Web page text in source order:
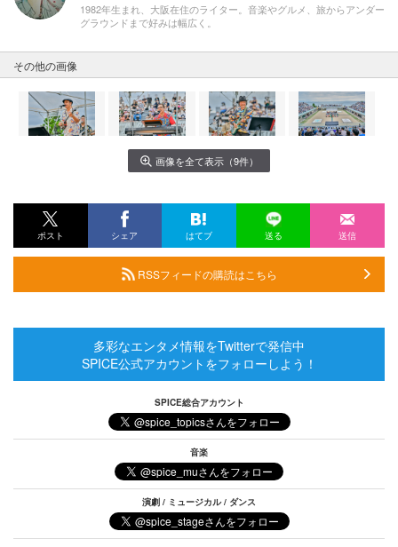
1982年生まれ、大阪在住のライター。音楽やグルメ、旅からアンダー
グラウンドまで好みは幅広く。
その他の画像
画像を全て表示（9件）
ポスト シェア はてブ 送る 送信
RSSフィードの購読はこちら
多彩なエンタメ情報をTwitterで発信中
SPICE公式アカウントをフォローしよう！
SPICE総合アカウント
音楽
演劇 / ミュージカル / ダンス